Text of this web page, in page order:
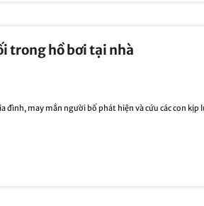
trong hồ bơi tại nhà
may mắn người bố phát hiện và cứu các con kịp